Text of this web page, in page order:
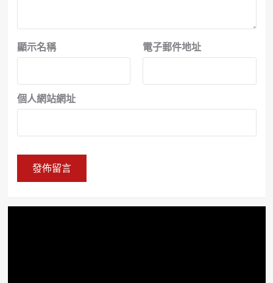
顯示名稱 電子郵件地址
個人網站網址